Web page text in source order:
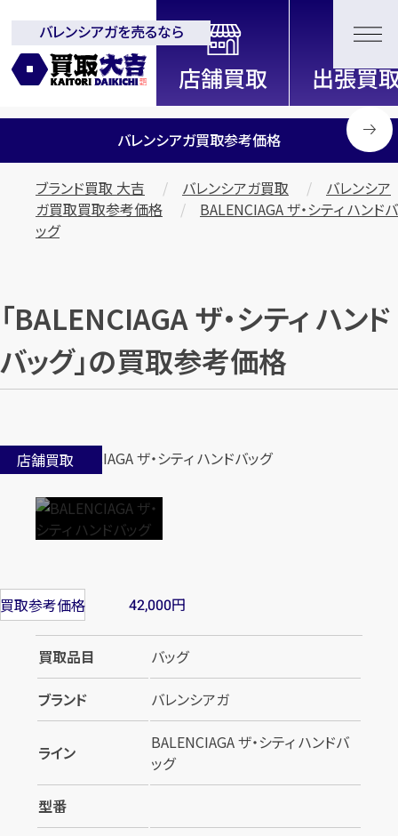
全国2200店舗以上展開中！
信頼と実績の買取専門店「買取大
吉」
バレンシアガを売るなら
バレンシアガ買取参考価格
ブランド買取 大吉 バレンシアガ買取
バレンシア
ガ買取買取参考価格
BALENCIAGA ザ・シティ ハンドバ
ッグ
「BALENCIAGA ザ・シティ ハンド
バッグ」の買取参考価格
店舗買取
買取参考価格 42,000円
買取品目
バッグ
ブランド
バレンシアガ
ライン
BALENCIAGA ザ・シティ ハンドバ
ッグ
型番